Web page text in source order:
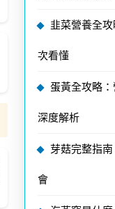
韭菜營養全
次看懂
蛋黃全攻略
深度解析
芽菇完整指
會